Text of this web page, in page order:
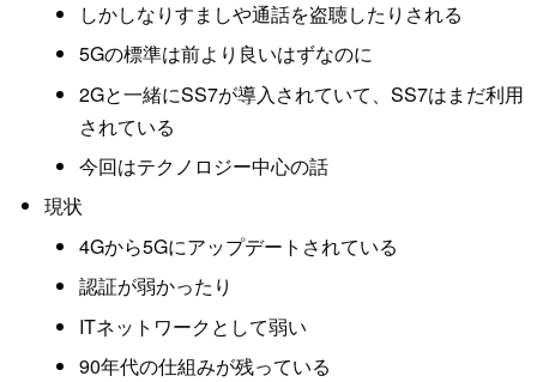
しかしなりすましや通話を盗聴したりされる
5Gの標準は前より良いはずなのに
2Gと一緒にSS7が導入されていて、SS7はまだ利用
されている
今回はテクノロジー中心の話
現状
4Gから5Gにアップデートされている
認証が弱かったり
ITネットワークとして弱い
90年代の仕組みが残っている